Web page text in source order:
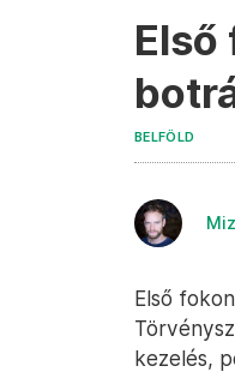
Első
BELFÖLD
Első
kezelés,